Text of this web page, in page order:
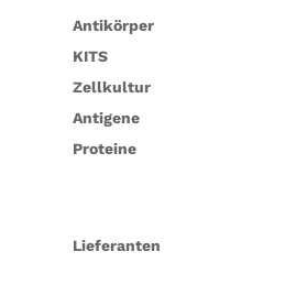
Antikörper
KITS
Zellkultur
Antigene
Proteine
Lieferanten